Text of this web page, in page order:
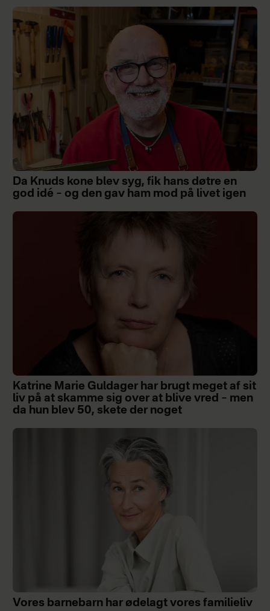
Da Knuds kone blev syg, fik hans døtre en
god idé – og den gav ham mod på livet igen
Katrine Marie Guldager har brugt meget af sit
liv på at skamme sig over at blive vred – men
da hun blev 50, skete der noget
Vores barnebarn har ødelagt vores familieliv